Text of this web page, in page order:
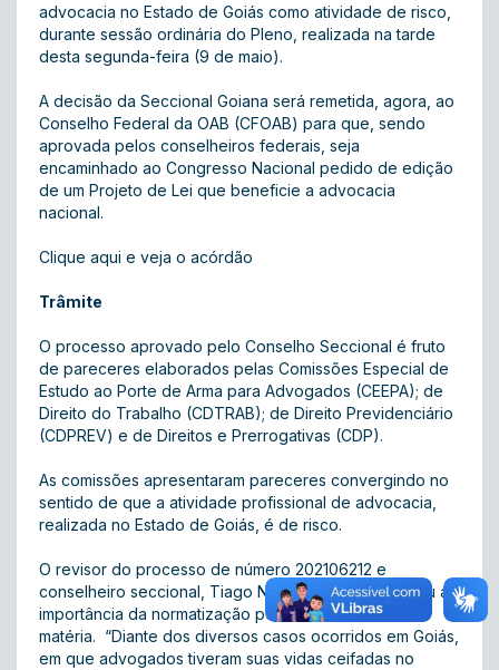
advocacia no Estado de Goiás como atividade de risco,
durante sessão ordinária do Pleno, realizada na tarde
desta segunda-feira (9 de maio).
A decisão da Seccional Goiana será remetida, agora, ao
Conselho Federal da OAB (CFOAB) para que, sendo
aprovada pelos conselheiros federais, seja
encaminhado ao Congresso Nacional pedido de edição
de um Projeto de Lei que beneficie a advocacia
nacional.
Clique aqui e veja o acórdão
Trâmite
O processo aprovado pelo Conselho Seccional é fruto
de pareceres elaborados pelas Comissões Especial de
Estudo ao Porte de Arma para Advogados (CEEPA); de
Direito do Trabalho (CDTRAB); de Direito Previdenciário
(CDPREV) e de Direitos e Prerrogativas (CDP).
As comissões apresentaram pareceres convergindo no
sentido de que a atividade profissional de advocacia,
realizada no Estado de Goiás, é de risco.
O revisor do processo de número 202106212 e
conselheiro seccional, Tiago Neri de Souza, explicou a
importância da normatização pela OAB-GO desta
matéria. “Diante dos diversos casos ocorridos em Goiás,
em que advogados tiveram suas vidas ceifadas no